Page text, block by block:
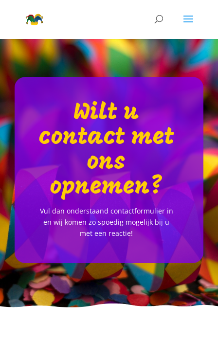
Wilt u
contact met
ons
opnemen?
Vul dan onderstaand contactformulier in
en wij komen zo spoedig mogelijk bij u
met een reactie!